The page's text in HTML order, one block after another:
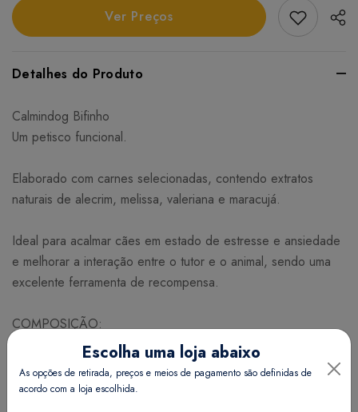
Ver Preços Add
Detalhes do Produto
Calmindog Bifinho
Um petisco funcional.
Elaborado com carnes selecionadas, contendo extratos
naturais de alecrim, melissa, valeriana e maracujá.
Ideal para acalmar cães em estado de estresse e ansiedade
e melhorar a interação entre o tutor e o animal, sendo uma
excelente ferramenta de recompensa.
COMPOSIÇÃO:
COMPOSIÇÃO BÁSICA: Carne mecanicamente separada
(frango),Proteína de Soja, Farinha de Trigo, Farinha
Palatabilizante de fígado de Frango, Glicerina Branca bi-
Escolha uma loja abaixo
As opções de retirada, preços e meios de pagamento são definidas de
acordo com a loja escolhida.